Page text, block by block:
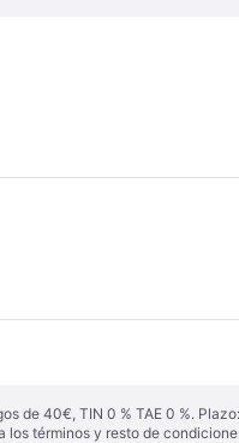
de 40€, TIN 0 % TAE 0 %.
los términos y resto de